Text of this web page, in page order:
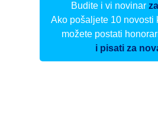
Budite i vi novinar
Ako pošaljete 10 novosti
možete postati
i pisati za